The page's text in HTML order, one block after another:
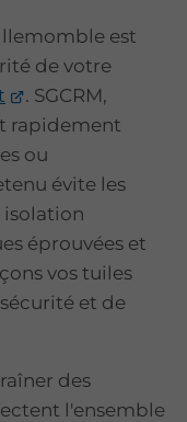
est
de votre
. SGCRM,
rapidement
ou
évite les
isolation
éprouvées et
vos tuiles
et de
des
l'ensemble